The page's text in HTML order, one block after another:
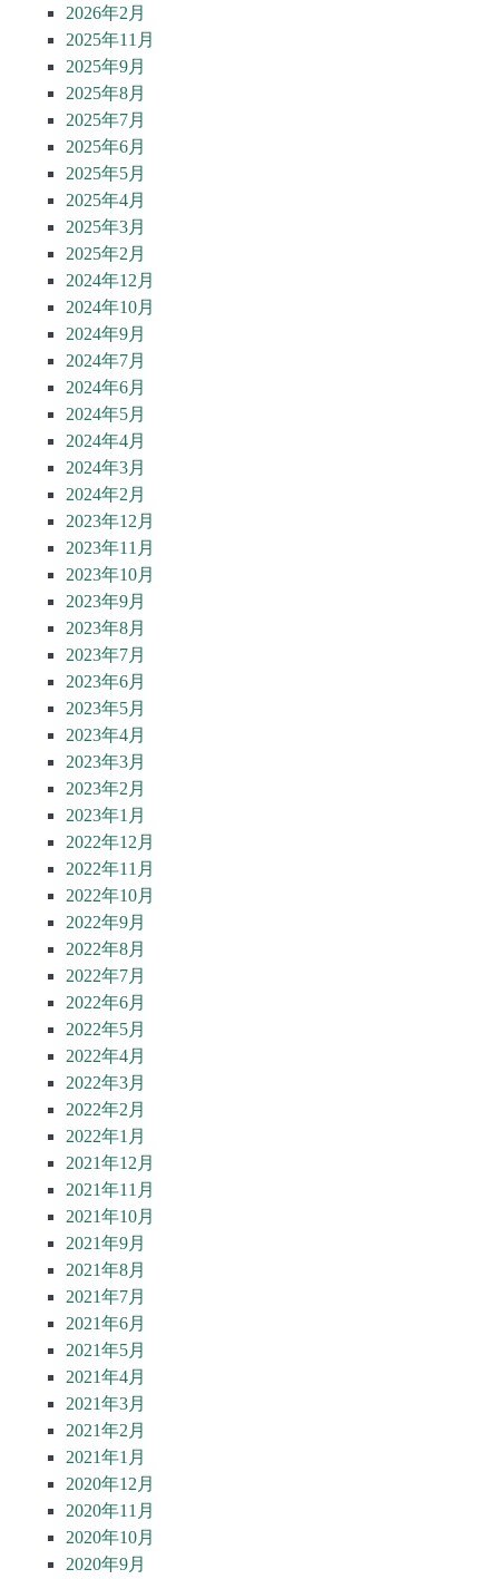
2026年2月
2025年11月
2025年9月
2025年8月
2025年7月
2025年6月
2025年5月
2025年4月
2025年3月
2025年2月
2024年12月
2024年10月
2024年9月
2024年7月
2024年6月
2024年5月
2024年4月
2024年3月
2024年2月
2023年12月
2023年11月
2023年10月
2023年9月
2023年8月
2023年7月
2023年6月
2023年5月
2023年4月
2023年3月
2023年2月
2023年1月
2022年12月
2022年11月
2022年10月
2022年9月
2022年8月
2022年7月
2022年6月
2022年5月
2022年4月
2022年3月
2022年2月
2022年1月
2021年12月
2021年11月
2021年10月
2021年9月
2021年8月
2021年7月
2021年6月
2021年5月
2021年4月
2021年3月
2021年2月
2021年1月
2020年12月
2020年11月
2020年10月
2020年9月